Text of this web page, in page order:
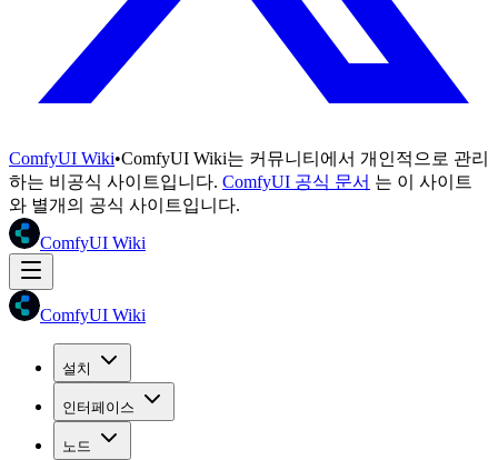
ComfyUI Wiki•ComfyUI Wiki는 커뮤니티에서 개인적으로 관리
하는 비공식 사이트입니다. ComfyUI 공식 문서 는 이 사이트
와 별개의 공식 사이트입니다.
ComfyUI Wiki
ComfyUI Wiki
설치
인터페이스
노드